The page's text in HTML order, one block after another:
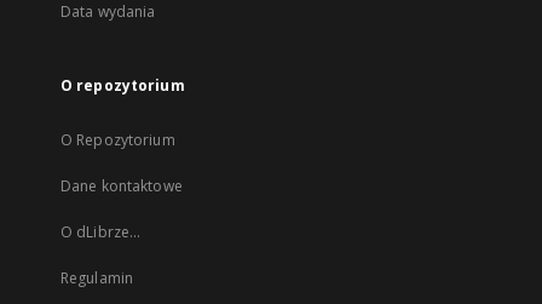
Data wydania
O repozytorium
O Repozytorium
Dane kontaktowe
O dLibrze...
Regulamin